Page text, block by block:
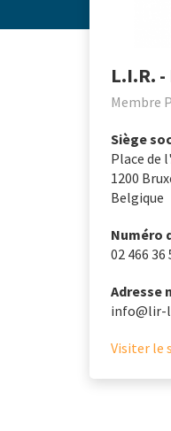
L.I.R.
Membre
Siège
Place de
1200
Belgique
Numéro
02 466 36
Adresse
info@lir-
Visiter le